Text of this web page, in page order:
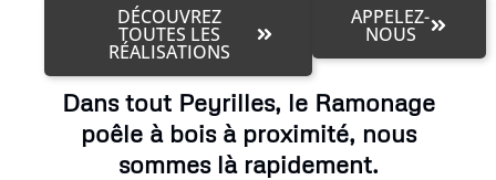
DÉCOUVREZ
TOUTES LES
RÉALISATIONS
APPELEZ-
NOUS
Dans tout Peyrilles, le Ramonage
poêle à bois à proximité, nous
sommes là rapidement.